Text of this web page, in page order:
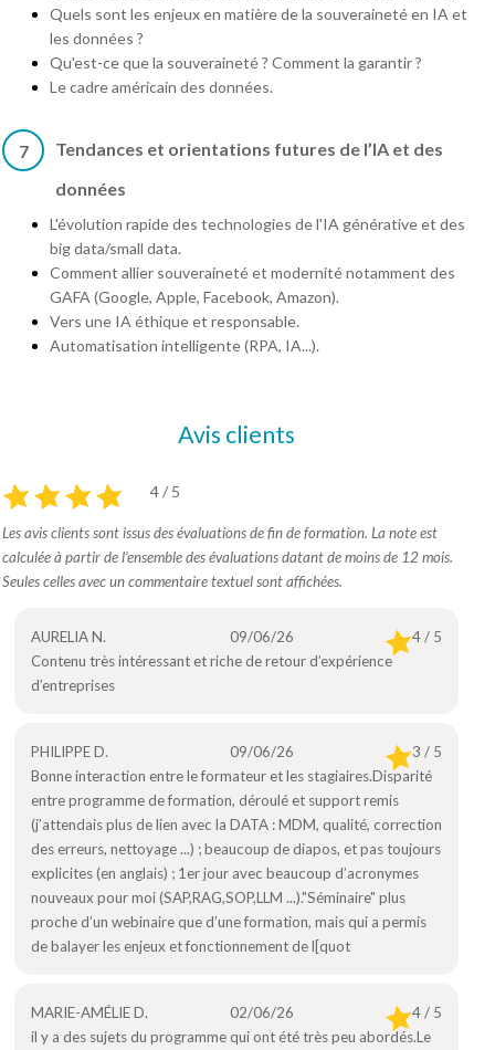
Quels sont les enjeux en matière de la souveraineté en IA et
les données ?
Qu'est-ce que la souveraineté ? Comment la garantir ?
Le cadre américain des données.
7
Tendances et orientations futures de l’IA et des
données
L'évolution rapide des technologies de l'IA générative et des
big data/small data.
Comment allier souveraineté et modernité notamment des
GAFA (Google, Apple, Facebook, Amazon).
Vers une IA éthique et responsable.
Automatisation intelligente (RPA, IA...).
Avis clients
4 / 5
Les avis clients sont issus des évaluations de fin de formation. La note est
calculée à partir de l’ensemble des évaluations datant de moins de 12 mois.
Seules celles avec un commentaire textuel sont affichées.
AURELIA N. 09/06/26
4 / 5
Contenu très intéressant et riche de retour d’expérience
d’entreprises
PHILIPPE D. 09/06/26
3 / 5
Bonne interaction entre le formateur et les stagiaires.Disparité
entre programme de formation, déroulé et support remis
(j’attendais plus de lien avec la DATA : MDM, qualité, correction
des erreurs, nettoyage ...) ; beaucoup de diapos, et pas toujours
explicites (en anglais) ; 1er jour avec beaucoup d’acronymes
nouveaux pour moi (SAP,RAG,SOP,LLM ...)."Séminaire" plus
proche d’un webinaire que d’une formation, mais qui a permis
de balayer les enjeux et fonctionnement de l[quot
MARIE-AMÉLIE D. 02/06/26
4 / 5
il y a des sujets du programme qui ont été très peu abordés.Le